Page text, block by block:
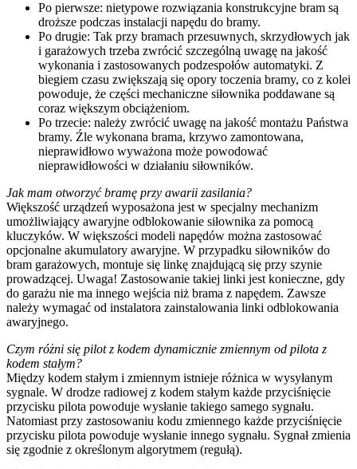
Po pierwsze: nietypowe rozwiązania konstrukcyjne bram są
droższe podczas instalacji napędu do bramy.
Po drugie: Tak przy bramach przesuwnych, skrzydłowych jak
i garażowych trzeba zwrócić szczególną uwagę na jakość
wykonania i zastosowanych podzespołów automatyki. Z
biegiem czasu zwiększają się opory toczenia bramy, co z kolei
powoduje, że części mechaniczne siłownika poddawane są
coraz większym obciążeniom.
Po trzecie: należy zwrócić uwagę na jakość montażu Państwa
bramy. Źle wykonana brama, krzywo zamontowana,
nieprawidłowo wyważona może powodować
nieprawidłowości w działaniu siłowników.
Jak mam otworzyć bramę przy awarii zasilania?
Większość urządzeń wyposażona jest w specjalny mechanizm
umożliwiający awaryjne odblokowanie siłownika za pomocą
kluczyków. W większości modeli napędów można zastosować
opcjonalne akumulatory awaryjne. W przypadku siłowników do
bram garażowych, montuje się linkę znajdującą się przy szynie
prowadzącej. Uwaga! Zastosowanie takiej linki jest konieczne, gdy
do garażu nie ma innego wejścia niż brama z napędem. Zawsze
należy wymagać od instalatora zainstalowania linki odblokowania
awaryjnego.
Czym różni się pilot z kodem dynamicznie zmiennym od pilota z
kodem stałym?
Między kodem stałym i zmiennym istnieje różnica w wysyłanym
sygnale. W drodze radiowej z kodem stałym każde przyciśnięcie
przycisku pilota powoduje wysłanie takiego samego sygnału.
Natomiast przy zastosowaniu kodu zmiennego każde przyciśnięcie
przycisku pilota powoduje wysłanie innego sygnału. Sygnał zmienia
się zgodnie z określonym algorytmem (regułą).